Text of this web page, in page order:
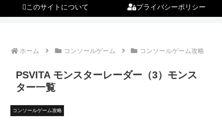
このサイトについて プライバシーポリシー
ホーム コンソールゲーム コンソールゲーム攻略
PSVITA モンスターレーダー（3）モンス
ター一覧
コンソールゲーム攻略